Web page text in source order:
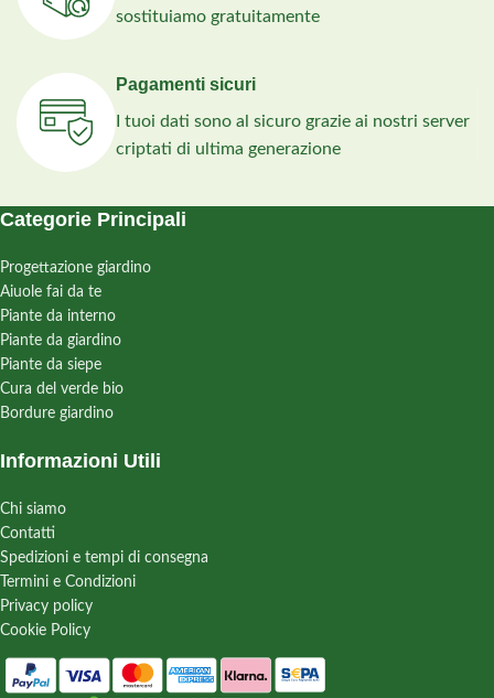
sostituiamo gratuitamente
Pagamenti sicuri
I tuoi dati sono al sicuro grazie ai nostri server
criptati di ultima generazione
Categorie Principali
Progettazione giardino
Aiuole fai da te
Piante da interno
Piante da giardino
Piante da siepe
Cura del verde bio
Bordure giardino
Informazioni Utili
Chi siamo
Contatti
Spedizioni e tempi di consegna
Termini e Condizioni
Privacy policy
Cookie Policy